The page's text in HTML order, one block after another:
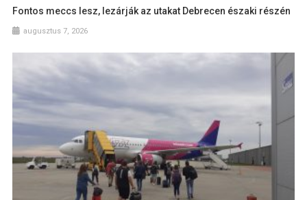
Fontos meccs lesz, lezárják az utakat Debrecen északi részén
augusztus 7, 2026